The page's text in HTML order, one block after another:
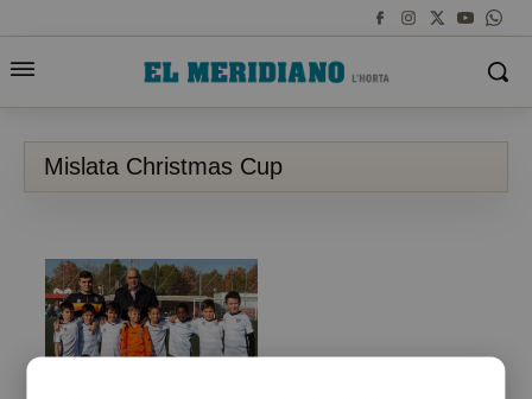
Mislata Christmas Cup